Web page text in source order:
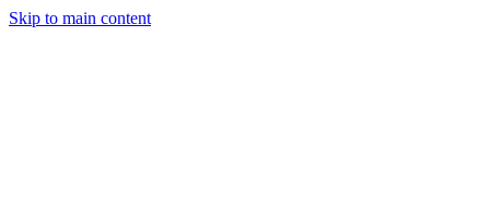
Skip to main content